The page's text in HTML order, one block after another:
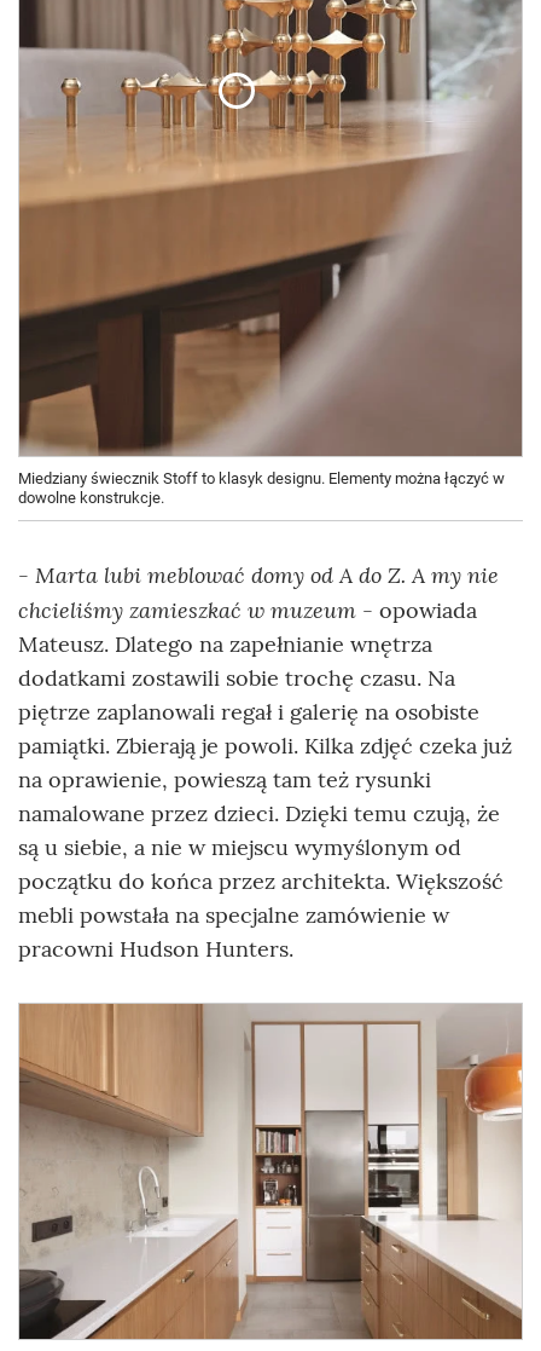
Miedziany świecznik Stoff to klasyk designu. Elementy można łączyć w
dowolne konstrukcje.
- Marta lubi meblować domy od A do Z. A my nie
chcieliśmy zamieszkać w muzeum - opowiada
Mateusz. Dlatego na zapełnianie wnętrza
dodatkami zostawili sobie trochę czasu. Na
piętrze zaplanowali regał i galerię na osobiste
pamiątki. Zbierają je powoli. Kilka zdjęć czeka już
na oprawienie, powieszą tam też rysunki
namalowane przez dzieci. Dzięki temu czują, że
są u siebie, a nie w miejscu wymyślonym od
początku do końca przez architekta. Większość
mebli powstała na specjalne zamówienie w
pracowni Hudson Hunters.